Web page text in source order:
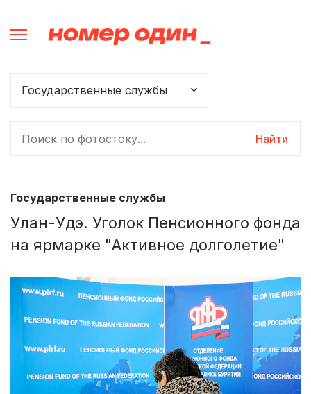
Найти
Государственные службы
Улан-Удэ. Уголок Пенсионного фонда
на ярмарке "Активное долголетие"